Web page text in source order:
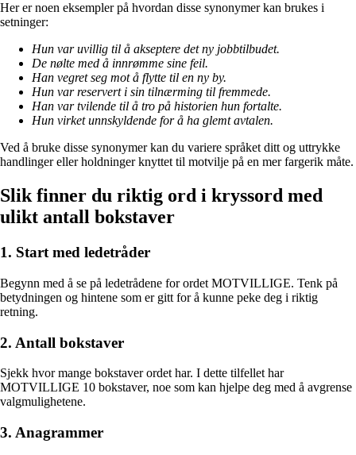
Her er noen eksempler på hvordan disse synonymer kan brukes i
setninger:
Hun var uvillig til å akseptere det ny jobbtilbudet.
De nølte med å innrømme sine feil.
Han vegret seg mot å flytte til en ny by.
Hun var reservert i sin tilnærming til fremmede.
Han var tvilende til å tro på historien hun fortalte.
Hun virket unnskyldende for å ha glemt avtalen.
Ved å bruke disse synonymer kan du variere språket ditt og uttrykke
handlinger eller holdninger knyttet til motvilje på en mer fargerik måte.
Slik finner du riktig ord i kryssord med
ulikt antall bokstaver
1. Start med ledetråder
Begynn med å se på ledetrådene for ordet MOTVILLIGE. Tenk på
betydningen og hintene som er gitt for å kunne peke deg i riktig
retning.
2. Antall bokstaver
Sjekk hvor mange bokstaver ordet har. I dette tilfellet har
MOTVILLIGE 10 bokstaver, noe som kan hjelpe deg med å avgrense
valgmulighetene.
3. Anagrammer